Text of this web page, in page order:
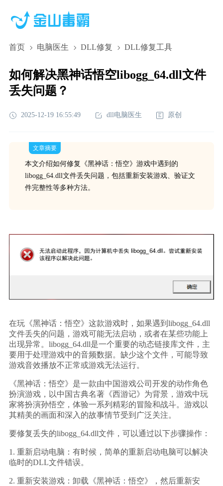
首页 电脑医生 DLL修复 DLL修复工具
如何解决黑神话悟空libogg_64.dll文件
丢失问题？
2025-12-19 16:55:49 dll电脑医生 原创
文章摘要
本文介绍如何修复《黑神话：悟空》游戏中遇到的
libogg_64.dll文件丢失问题，包括重新安装游戏、验证文
件完整性等多种方法。
在玩《黑神话：悟空》这款游戏时，如果遇到libogg_64.dll
文件丢失的问题，游戏可能无法启动，或者在某些功能上
出现异常。libogg_64.dll是一个重要的动态链接库文件，主
要用于处理游戏中的音频数据。缺少这个文件，可能导致
游戏音效播放不正常或游戏无法运行。
《黑神话：悟空》是一款由中国游戏公司开发的动作角色
扮演游戏，以中国古典名著《西游记》为背景，游戏中玩
家将扮演孙悟空，体验一系列精彩的冒险和战斗。游戏以
其精美的画面和深入的故事情节受到广泛关注。
要修复丢失的libogg_64.dll文件，可以通过以下步骤操作：
1. 重新启动电脑：有时候，简单的重新启动电脑可以解决
临时的DLL文件错误。
2. 重新安装游戏：卸载《黑神话：悟空》，然后重新安